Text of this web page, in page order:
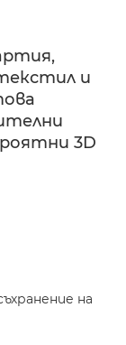
и
3D
на